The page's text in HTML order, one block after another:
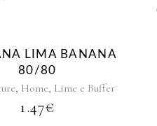
LIMA BANANA
80/80
, Home, Lime e Buffer
1.47€